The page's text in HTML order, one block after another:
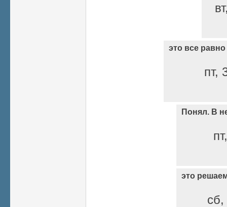
это все
пт,
Понял. В
это